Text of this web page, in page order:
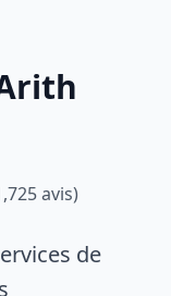
avis)
de